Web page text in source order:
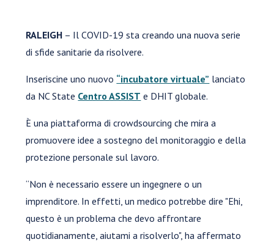
RALEIGH – Il COVID-19 sta creando una nuova serie
di sfide sanitarie da risolvere.
Inseriscine uno nuovo “incubatore virtuale” lanciato
da NC State Centro ASSIST e DHIT globale.
È una piattaforma di crowdsourcing che mira a
promuovere idee a sostegno del monitoraggio e della
protezione personale sul lavoro.
“Non è necessario essere un ingegnere o un
imprenditore. In effetti, un medico potrebbe dire "Ehi,
questo è un problema che devo affrontare
quotidianamente, aiutami a risolverlo", ha affermato